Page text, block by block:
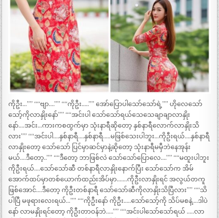
ကိုဦး…”” ““ဗျာ….”” ““ကိုဦး…..”” အော်ပြောပါသော်သော်ရဲ့”” ဟိုလေသော်
သော့်ကိုလာနှိုးနော်”” ““အင်းပါ သော်သော်ရယ်သေသေချာချာလာနှိုး
နော်….အင်း…ကားကစထွက်မှာ သုံးနာရီဆိုတော့ နှစ်နာရီလောက်လာနှိုးသိ
လား”” ““အင်းပါ….နှစ်နာရီ….နှစ်နာရီ…..မဖြစ်သေးပါဘူး…ကိုဦးရယ်….နှစ်နာရီ
လာနှိုးတော့ သော်သော် ပြင်မှာဆင်မှာနဲ့ဆိုတော့ သုံးနာရီမမှီဘဲနေအုန်း
မယ်….ဒီတော့..”” ““ဒီတော့ ဘာဖြစ်လဲ သော်သော်ပြောလေ….”” ““မထူးပါဘူး
ကိုဦးရယ်….သော်သော်ဆီ တစ်နာရီလာနှိုးနောက်ပြီး သော်သော်က အိမ်
အောက်ထပ်မှာတစ်ယောက်ထည်းအိပ်မှာ…….ကိုဦးလာနှိုးရင် အလွယ်တကူ
ဖြစ်အောင်….ဒီတော့ ကိုဦးတစ်နာရီ သော်သော်ဆီကိုလာနှိုးသိပြီလား”” ““သိ
ပါပြီ မဖုရားလေးရယ်…”” ““ကိုဦးနော် ကိုဦး…..သော်သော့်ကို သိပ်မစနဲ့….ဒါပဲ
နော် လာမနှိုးရင်တော့ ကိုဦးတာဝန်ဘဲ…..”” ““အင်းပါသော်သော်ရယ် …..လာ